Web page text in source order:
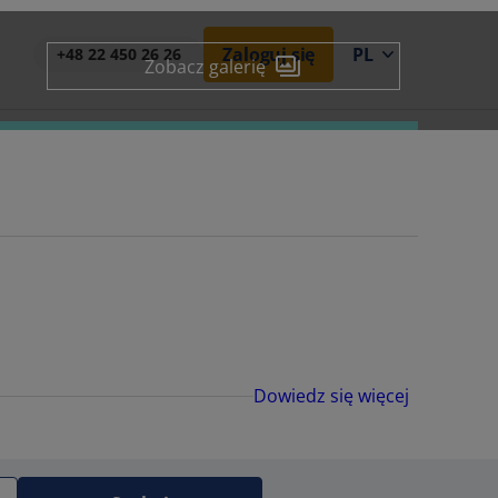
+48 22 450 26 26 Zaloguj się PL
Zobacz galerię
Dowiedz się więcej